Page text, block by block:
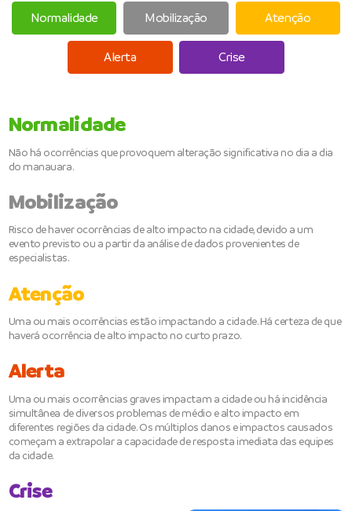
Normalidade Mobilização Atenção
Alerta Crise
Normalidade
Não há ocorrências que provoquem alteração significativa no dia a dia
do manauara.
Mobilização
Risco de haver ocorrências de alto impacto na cidade, devido a um
evento previsto ou a partir da análise de dados provenientes de
especialistas.
Atenção
Uma ou mais ocorrências estão impactando a cidade. Há certeza de que
haverá ocorrência de alto impacto no curto prazo.
Alerta
Uma ou mais ocorrências graves impactam a cidade ou há incidência
simultânea de diversos problemas de médio e alto impacto em
diferentes regiões da cidade. Os múltiplos danos e impactos causados
começam a extrapolar a capacidade de resposta imediata das equipes
da cidade.
Crise